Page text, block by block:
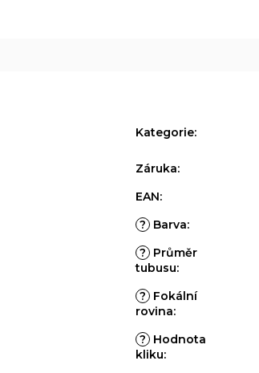
Kategorie:
Záruka:
EAN:
? Barva:
? Průměr
tubusu:
? Fokální
rovina:
? Hodnota
kliku: